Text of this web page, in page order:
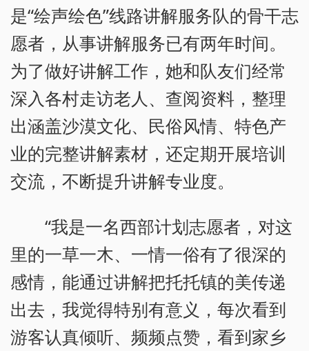
是“绘声绘色”线路讲解服务队的骨干志
愿者，从事讲解服务已有两年时间。
为了做好讲解工作，她和队友们经常
深入各村走访老人、查阅资料，整理
出涵盖沙漠文化、民俗风情、特色产
业的完整讲解素材，还定期开展培训
交流，不断提升讲解专业度。
“我是一名西部计划志愿者，对这
里的一草一木、一情一俗有了很深的
感情，能通过讲解把托托镇的美传递
出去，我觉得特别有意义，每次看到
游客认真倾听、频频点赞，看到家乡